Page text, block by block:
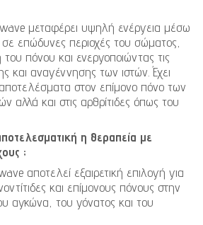
μεταφέρει υψηλή ενέργεια μέσω
επώδυνες περιοχές του σώματος,
πόνου και ενεργοποιώντας τις
και αναγέννησης των ιστών. Έχει
αποτελέσματα στον επίμονο πόνο των
αλλά και στις αρθρίτιδες όπως του
η θεραπεία με
;
αποτελεί εξαιρετική επιλογή για
και επίμονους πόνους στην
αγκώνα, του γόνατος και του